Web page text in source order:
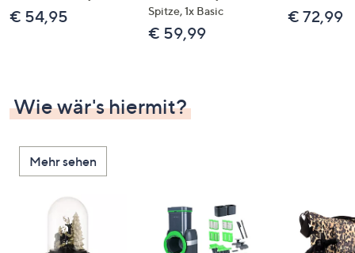
€ 54,95
Spitze, 1x Basic
€ 59,99
€ 72,99
Wie wär's hiermit?
Mehr sehen